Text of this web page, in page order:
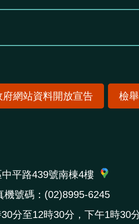
府網站資料開放宣告 檢
平路439號南棟4樓
機號碼：(02)8995-6245
分至12時30分，下午1時30